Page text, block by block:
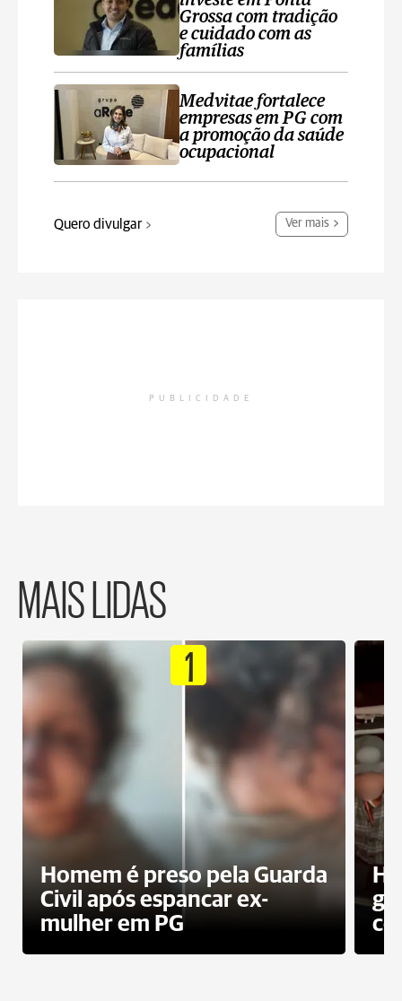
Grossa com tradição
e cuidado com as
famílias
Medvitae fortalece
empresas em PG com
a promoção da saúde
ocupacional
Quero divulgar Ver mais
PUBLICIDADE
MAIS LIDAS
1
Homem é preso pela Guarda
Civil após espancar ex-
mulher em PG